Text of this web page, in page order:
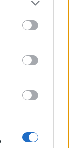
χωρίς
από τα
το ποιοτικό